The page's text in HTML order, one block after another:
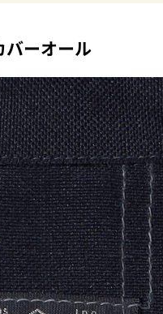
バーオール